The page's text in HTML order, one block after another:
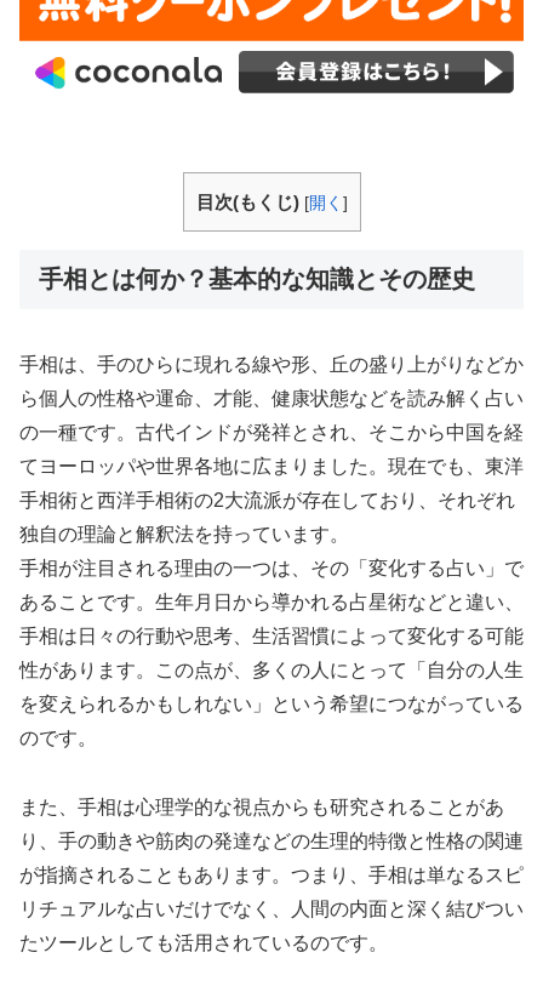
目次(もくじ) [開く ]
手相とは何か？基本的な知識とその歴史
手相は、手のひらに現れる線や形、丘の盛り上がりなどか
ら個人の性格や運命、才能、健康状態などを読み解く占い
の一種です。古代インドが発祥とされ、そこから中国を経
てヨーロッパや世界各地に広まりました。現在でも、東洋
手相術と西洋手相術の2大流派が存在しており、それぞれ
独自の理論と解釈法を持っています。
手相が注目される理由の一つは、その「変化する占い」で
あることです。生年月日から導かれる占星術などと違い、
手相は日々の行動や思考、生活習慣によって変化する可能
性があります。この点が、多くの人にとって「自分の人生
を変えられるかもしれない」という希望につながっている
のです。
また、手相は心理学的な視点からも研究されることがあ
り、手の動きや筋肉の発達などの生理的特徴と性格の関連
が指摘されることもあります。つまり、手相は単なるスピ
リチュアルな占いだけでなく、人間の内面と深く結びつい
たツールとしても活用されているのです。